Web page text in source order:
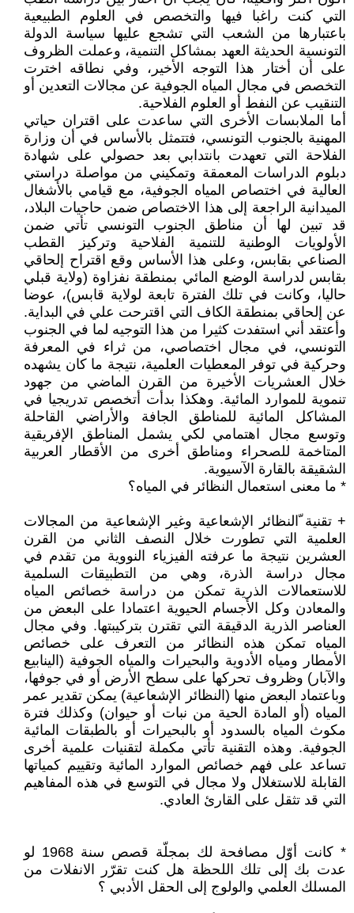
التي كنت راغبا فيها والتخصص في العلوم الطبيعية
باعتبارها من الشعب التي تشجع عليها سياسة الدولة
التونسية الحديثة العهد بمشاكل التنمية، وعملت الظروف
على أن أختار هذا التوجه الأخير، وفي نطاقه اخترت
التخصص في مجال المياه الجوفية عن مجالات التعدين أو
التنقيب عن النفط أو العلوم الفلاحية.
أما الملابسات الأخرى التي ساعدت على اقتران حياتي
المهنية بالجنوب التونسي، فتتمثل بالأساس في أن وزارة
الفلاحة التي تعهدت بانتدابي بعد حصولي على شهادة
دبلوم الدراسات المعمقة وتمكيني من مواصلة دراستي
العالية في اختصاص المياه الجوفية، مع قيامي بالأشغال
الميدانية الراجعة إلى هذا الاختصاص ضمن حاجيات البلاد،
قد تبين لها أن مناطق الجنوب التونسي تأتي ضمن
الأولويات الوطنية للتنمية الفلاحية وتركيز القطب
الصناعي بقابس، وعلى هذا الأساس وقع اقتراح إلحاقي
بقابس لدراسة الوضع المائي بمنطقة نفزاوة (ولاية قبلي
حاليا، وكانت في تلك الفترة تابعة لولاية قابس)، عوضا
عن إلحاقي بمنطقة الكاف التي اقترحت علي في البداية.
وأعتقد أني استفدت كثيرا من هذا التوجيه لما في الجنوب
التونسي، في مجال اختصاصي، من ثراء في المعرفة
وحركية في توفر المعطيات العلمية، نتيجة ما كان يشهده
خلال العشريات الأخيرة من القرن الماضي من جهود
تنموية للموارد المائية. وهكذا بدأت أتخصص تدريجيا في
المشاكل المائية للمناطق الجافة والأراضي القاحلة
وتوسع مجال اهتمامي لكي يشمل المناطق الإفريقية
المتاخمة للصحراء ومناطق أخرى من الأقطار العربية
الشقيقة بالقارة الآسيوية.
* ما معنى استعمال النظائر في المياه؟
+ تقنية ّالنظائر الإشعاعية وغير الإشعاعية من المجالات
العلمية التي تطورت خلال النصف الثاني من القرن
العشرين نتيجة ما عرفته الفيزياء النووية من تقدم في
مجال دراسة الذرة، وهي من التطبيقات السلمية
للاستعمالات الذرية تمكن من دراسة خصائص المياه
والمعادن وكل الأجسام الحيوية اعتمادا على البعض من
العناصر الذرية الدقيقة التي تقترن بتركيبتها. وفي مجال
المياه تمكن هذه النظائر من التعرف على خصائص
الأمطار ومياه الأدوية والبحيرات والمياه الجوفية (الينابيع
والآبار) وظروف تحركها على سطح الأرض أو في جوفها،
وباعتماد البعض منها (النظائر الإشعاعية) يمكن تقدير عمر
المياه (أو المادة الحية من نبات أو حيوان) وكذلك فترة
مكوث المياه بالسدود أو بالبحيرات أو بالطبقات المائية
الجوفية. وهذه التقنية تأتي مكملة لتقنيات علمية أخرى
تساعد على فهم خصائص الموارد المائية وتقييم كمياتها
القابلة للاستغلال ولا مجال في التوسع في هذه المفاهيم
التي قد تثقل على القارئ العادي.
* كانت أوّل مصافحة لك بمجلّة قصص سنة 1968 لو
عدت بك إلى تلك اللحظة هل كنت تقرّر الانفلات من
المسلك العلمي والولوج إلى الحقل الأدبي ؟